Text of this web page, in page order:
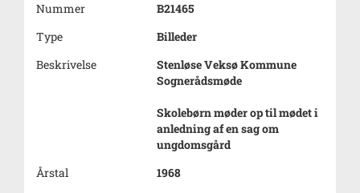
Nummer
B21465
Type
Billeder
Beskrivelse
Stenløse Veksø Kommune
Sognerådsmøde
Skolebørn møder op til mødet i
anledning af en sag om
ungdomsgård
Årstal
1968